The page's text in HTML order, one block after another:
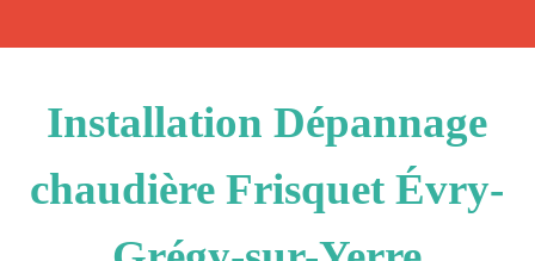
Installation Dépannage
chaudière Frisquet Évry-